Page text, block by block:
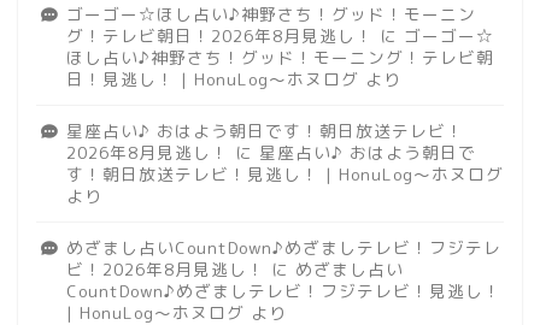
ゴーゴー☆ほし占い♪神野さち！グッド！モーニン
グ！テレビ朝日！2026年8月見逃し！
に ゴーゴー☆
ほし占い♪神野さち！グッド！モーニング！テレビ朝
日！見逃し！ | HonuLog～ホヌログ より
星座占い♪ おはよう朝日です！朝日放送テレビ！
2026年8月見逃し！
に 星座占い♪ おはよう朝日で
す！朝日放送テレビ！見逃し！ | HonuLog～ホヌログ
より
めざまし占いCountDown♪めざましテレビ！フジテレ
ビ！2026年8月見逃し！
に めざまし占い
CountDown♪めざましテレビ！フジテレビ！見逃し！
| HonuLog～ホヌログ より